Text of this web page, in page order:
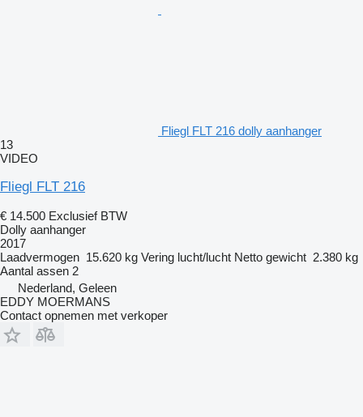
Fliegl FLT 216 dolly aanhanger
13
VIDEO
Fliegl FLT 216
€ 14.500 Exclusief BTW
Dolly aanhanger
2017
Laadvermogen 15.620 kg Vering lucht/lucht Netto gewicht 2.380 kg
Aantal assen 2
Nederland, Geleen
EDDY MOERMANS
Contact opnemen met verkoper